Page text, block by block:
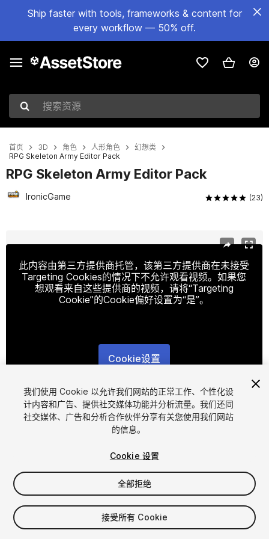
Ship faster with tools, frameworks & content for
every workflow — 50% off.
搜索资源
首页 3D 角色 人形角色
幻想类
RPG Skeleton Army Editor Pack
RPG Skeleton Army Editor Pack
IronicGame (23)
此内容由第三方提供商托管，该第三方提供商在未接受
Targeting Cookies的情况下不允许观看视频。如果您
想观看来自这些提供商的视频，请将“Targeting
Cookie”的Cookie偏好设置为“是”。
Cookie设置
1/10
$75
增值税将在结算时计算
我们使用 Cookie 以允许我们网站的正常工作、个性化设
计内容和广告、提供社交媒体功能并分析流量。我们还同
社交媒体、广告和分析合作伙伴分享有关您使用我们网站
的信息。
Cookie 设置
全部拒绝
接受所有 Cookie